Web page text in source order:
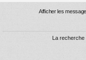
Afficher les
La